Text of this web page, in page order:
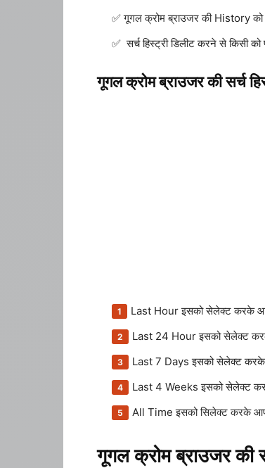
गूगल क्रोम ब्राउजर की History
सर्च हिस्ट्री डिलीट करने से किसी
गूगल क्रोम ब्राउजर की सर्च
Last Hour इसको सेलेक्ट करके आप
Last 24 Hour इसको सेलेक्ट करके
Last 7 Days इसको सेलेक्ट करके
Last 4 Weeks इसको सेलेक्ट
All Time इसको सिलेक्ट करके आप
गूगल क्रोम ब्राउजर की